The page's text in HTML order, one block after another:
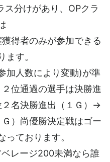
ス分けがあり、OPクラ
得者のみが参加できる
ます。
加人数により変動)が準
位通過の選手は決勝進
名決勝進出（１Ｇ）→
）尚優勝決定戦はゴー
っております。
レージ200未満なら誰